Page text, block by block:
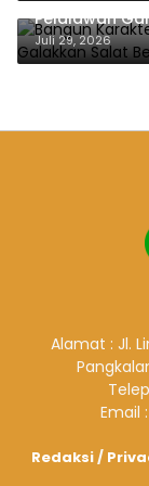
Pelalawan
Juli 29, 2026
Alamat : Jl.
Email
Redaksi/